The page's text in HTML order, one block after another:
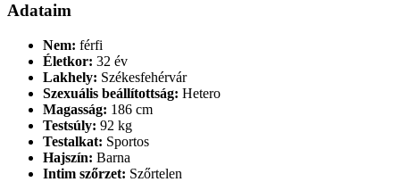
Adataim
Nem: férfi
Életkor: 32 év
Lakhely: Székesfehérvár
Szexuális beállítottság: Hetero
Magasság: 186 cm
Testsúly: 92 kg
Testalkat: Sportos
Hajszín: Barna
Intim szőrzet: Szőrtelen